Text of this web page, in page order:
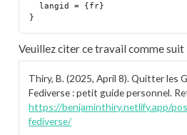
  langid = {fr}
Veuillez citer ce travail comme suit
Thiry, B. (2025, April 8). Quitter les
Fediverse : petit guide personnel.
https://benjaminthiry.netlify.app/
fediverse/